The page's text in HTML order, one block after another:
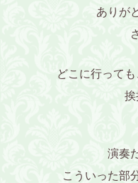
ありが
どこに行って
挨
演奏
こういった部